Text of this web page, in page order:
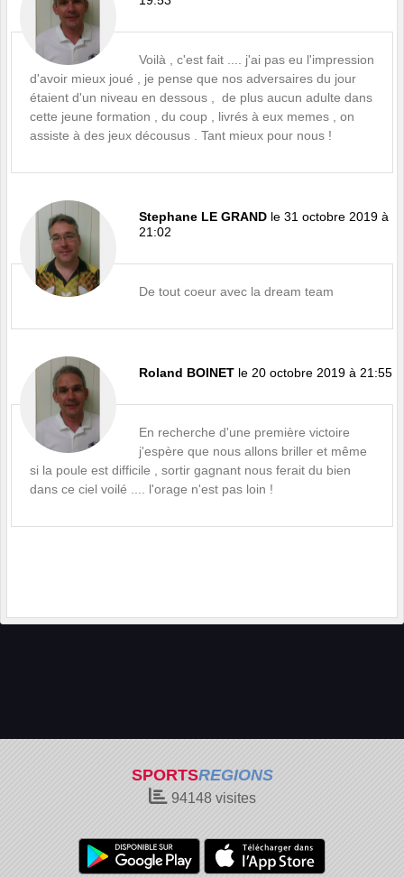
Voilà , c'est fait .... j'ai pas eu l'impression
d'avoir mieux joué , je pense que nos adversaires du jour
étaient d'un niveau en dessous , de plus aucun adulte dans
cette jeune formation , du coup , livrés à eux memes , on
assiste à des jeux décousus . Tant mieux pour nous !
Stephane LE GRAND le 31 octobre 2019 à
21:02
De tout coeur avec la dream team
Roland BOINET le 20 octobre 2019 à 21:55
En recherche d'une première victoire
j'espère que nous allons briller et même
si la poule est difficile , sortir gagnant nous ferait du bien
dans ce ciel voilé .... l'orage n'est pas loin !
SPORTSREGIONS
94148visites